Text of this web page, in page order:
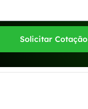
Solicitar Cotação